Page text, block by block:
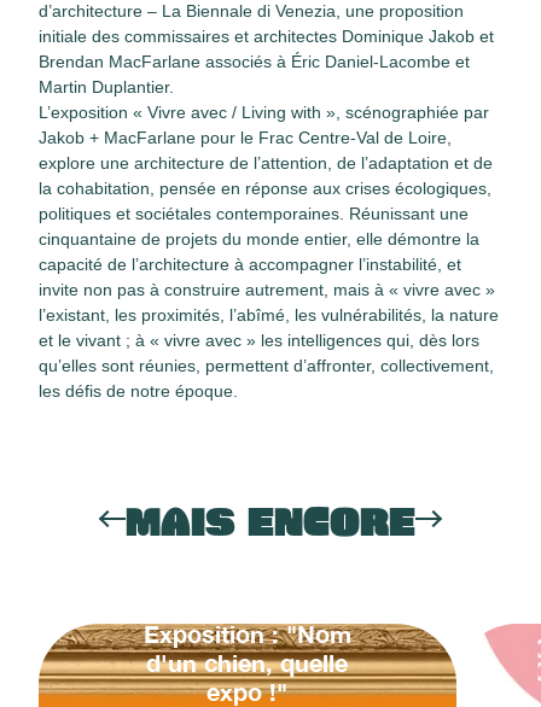
d’architecture – La Biennale di Venezia, une proposition
initiale des commissaires et architectes Dominique Jakob et
Brendan MacFarlane associés à Éric Daniel-Lacombe et
Martin Duplantier.
L’exposition « Vivre avec / Living with », scénographiée par
Jakob + MacFarlane pour le Frac Centre-Val de Loire,
explore une architecture de l’attention, de l’adaptation et de
la cohabitation, pensée en réponse aux crises écologiques,
politiques et sociétales contemporaines. Réunissant une
cinquantaine de projets du monde entier, elle démontre la
capacité de l’architecture à accompagner l’instabilité, et
invite non pas à construire autrement, mais à « vivre avec »
l’existant, les proximités, l’abîmé, les vulnérabilités, la nature
et le vivant ; à « vivre avec » les intelligences qui, dès lors
qu’elles sont réunies, permettent d’affronter, collectivement,
les défis de notre époque.
MAIS ENCORE
Exposition : "Nom
d'un chien, quelle
expo !"